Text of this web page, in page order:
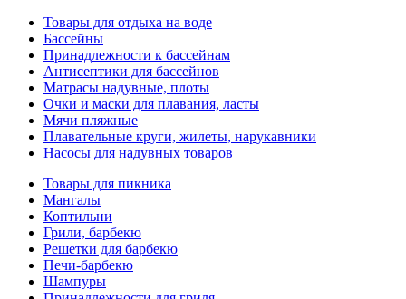
Товары для отдыха на воде
Бассейны
Принадлежности к бассейнам
Антисептики для бассейнов
Матраcы надувные, плоты
Очки и маски для плавания, ласты
Мячи пляжные
Плавательные круги, жилеты, нарукавники
Насосы для надувных товаров
Товары для пикника
Мангалы
Коптильни
Грили, барбекю
Решетки для барбекю
Печи-барбекю
Шампуры